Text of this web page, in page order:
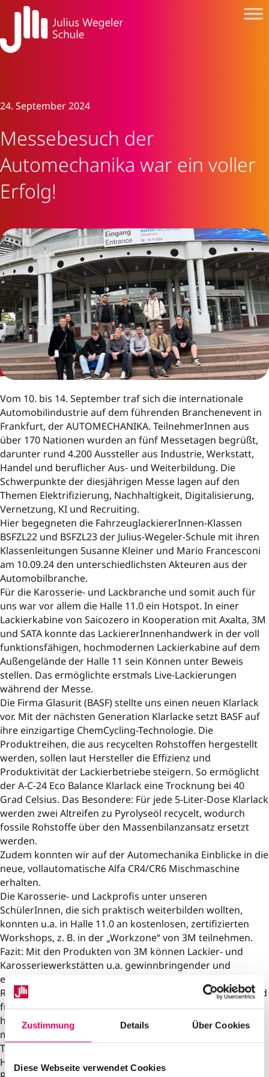
Zustimmung Details Über Cookies
Diese Webseite verwendet Cookies
24. September 2024
Messebesuch der
Automechanika war ein voller
Erfolg!
Vom 10. bis 14. September traf sich die internationale
Automobilindustrie auf dem führenden Branchenevent in
Frankfurt, der AUTOMECHANIKA. TeilnehmerInnen aus
über 170 Nationen wurden an fünf Messetagen begrüßt,
darunter rund 4.200 Aussteller aus Industrie, Werkstatt,
Handel und beruflicher Aus- und Weiterbildung. Die
Schwerpunkte der diesjährigen Messe lagen auf den
Themen Elektrifizierung, Nachhaltigkeit, Digitalisierung,
Vernetzung, KI und Recruiting.
Hier begegneten die FahrzeuglackiererInnen-Klassen
BSFZL22 und BSFZL23 der Julius-Wegeler-Schule mit ihren
Klassenleitungen Susanne Kleiner und Mario Francesconi
am 10.09.24 den unterschiedlichsten Akteuren aus der
Automobilbranche.
Für die Karosserie- und Lackbranche und somit auch für
uns war vor allem die Halle 11.0 ein Hotspot. In einer
Lackierkabine von Saicozero in Kooperation mit Axalta, 3M
und SATA konnte das LackiererInnenhandwerk in der voll
funktionsfähigen, hochmodernen Lackierkabine auf dem
Außengelände der Halle 11 sein Können unter Beweis
stellen. Das ermöglichte erstmals Live-Lackierungen
während der Messe.
Die Firma Glasurit (BASF) stellte uns einen neuen Klarlack
vor. Mit der nächsten Generation Klarlacke setzt BASF auf
ihre einzigartige ChemCycling-Technologie. Die
Produktreihen, die aus recycelten Rohstoffen hergestellt
werden, sollen laut Hersteller die Effizienz und
Produktivität der Lackierbetriebe steigern. So ermöglicht
der A-C-24 Eco Balance Klarlack eine Trocknung bei 40
Grad Celsius. Das Besondere: Für jede 5-Liter-Dose Klarlack
werden zwei Altreifen zu Pyrolyseöl recycelt, wodurch
fossile Rohstoffe über den Massenbilanzansatz ersetzt
werden.
Zudem konnten wir auf der Automechanika Einblicke in die
neue, vollautomatische Alfa CR4/CR6 Mischmaschine
erhalten.
Die Karosserie- und Lackprofis unter unseren
SchülerInnen, die sich praktisch weiterbilden wollten,
konnten u.a. in Halle 11.0 an kostenlosen, zertifizierten
Workshops, z. B. in der „Workzone“ von 3M teilnehmen.
Fazit: Mit den Produkten von 3M können Lackier- und
Karosseriewerkstätten u.a. gewinnbringender und
erfolgreicher arbeiten, denn die richtige Ausführung der
Reparatur ohne Nachbearbeitungsbedarf ist entscheidend
für höhere Produktivität und Kundenzufriedenheit – die
hochwertigen 3M-Produkte sind auf die Bereitstellung
maximaler Effizienz und zuverlässiger Leistung ausgelegt.
Themen der diversen Workzones waren u.a.: Arbeiten an
Hochvolt- und Brennstoffzellenfahrzeugen,